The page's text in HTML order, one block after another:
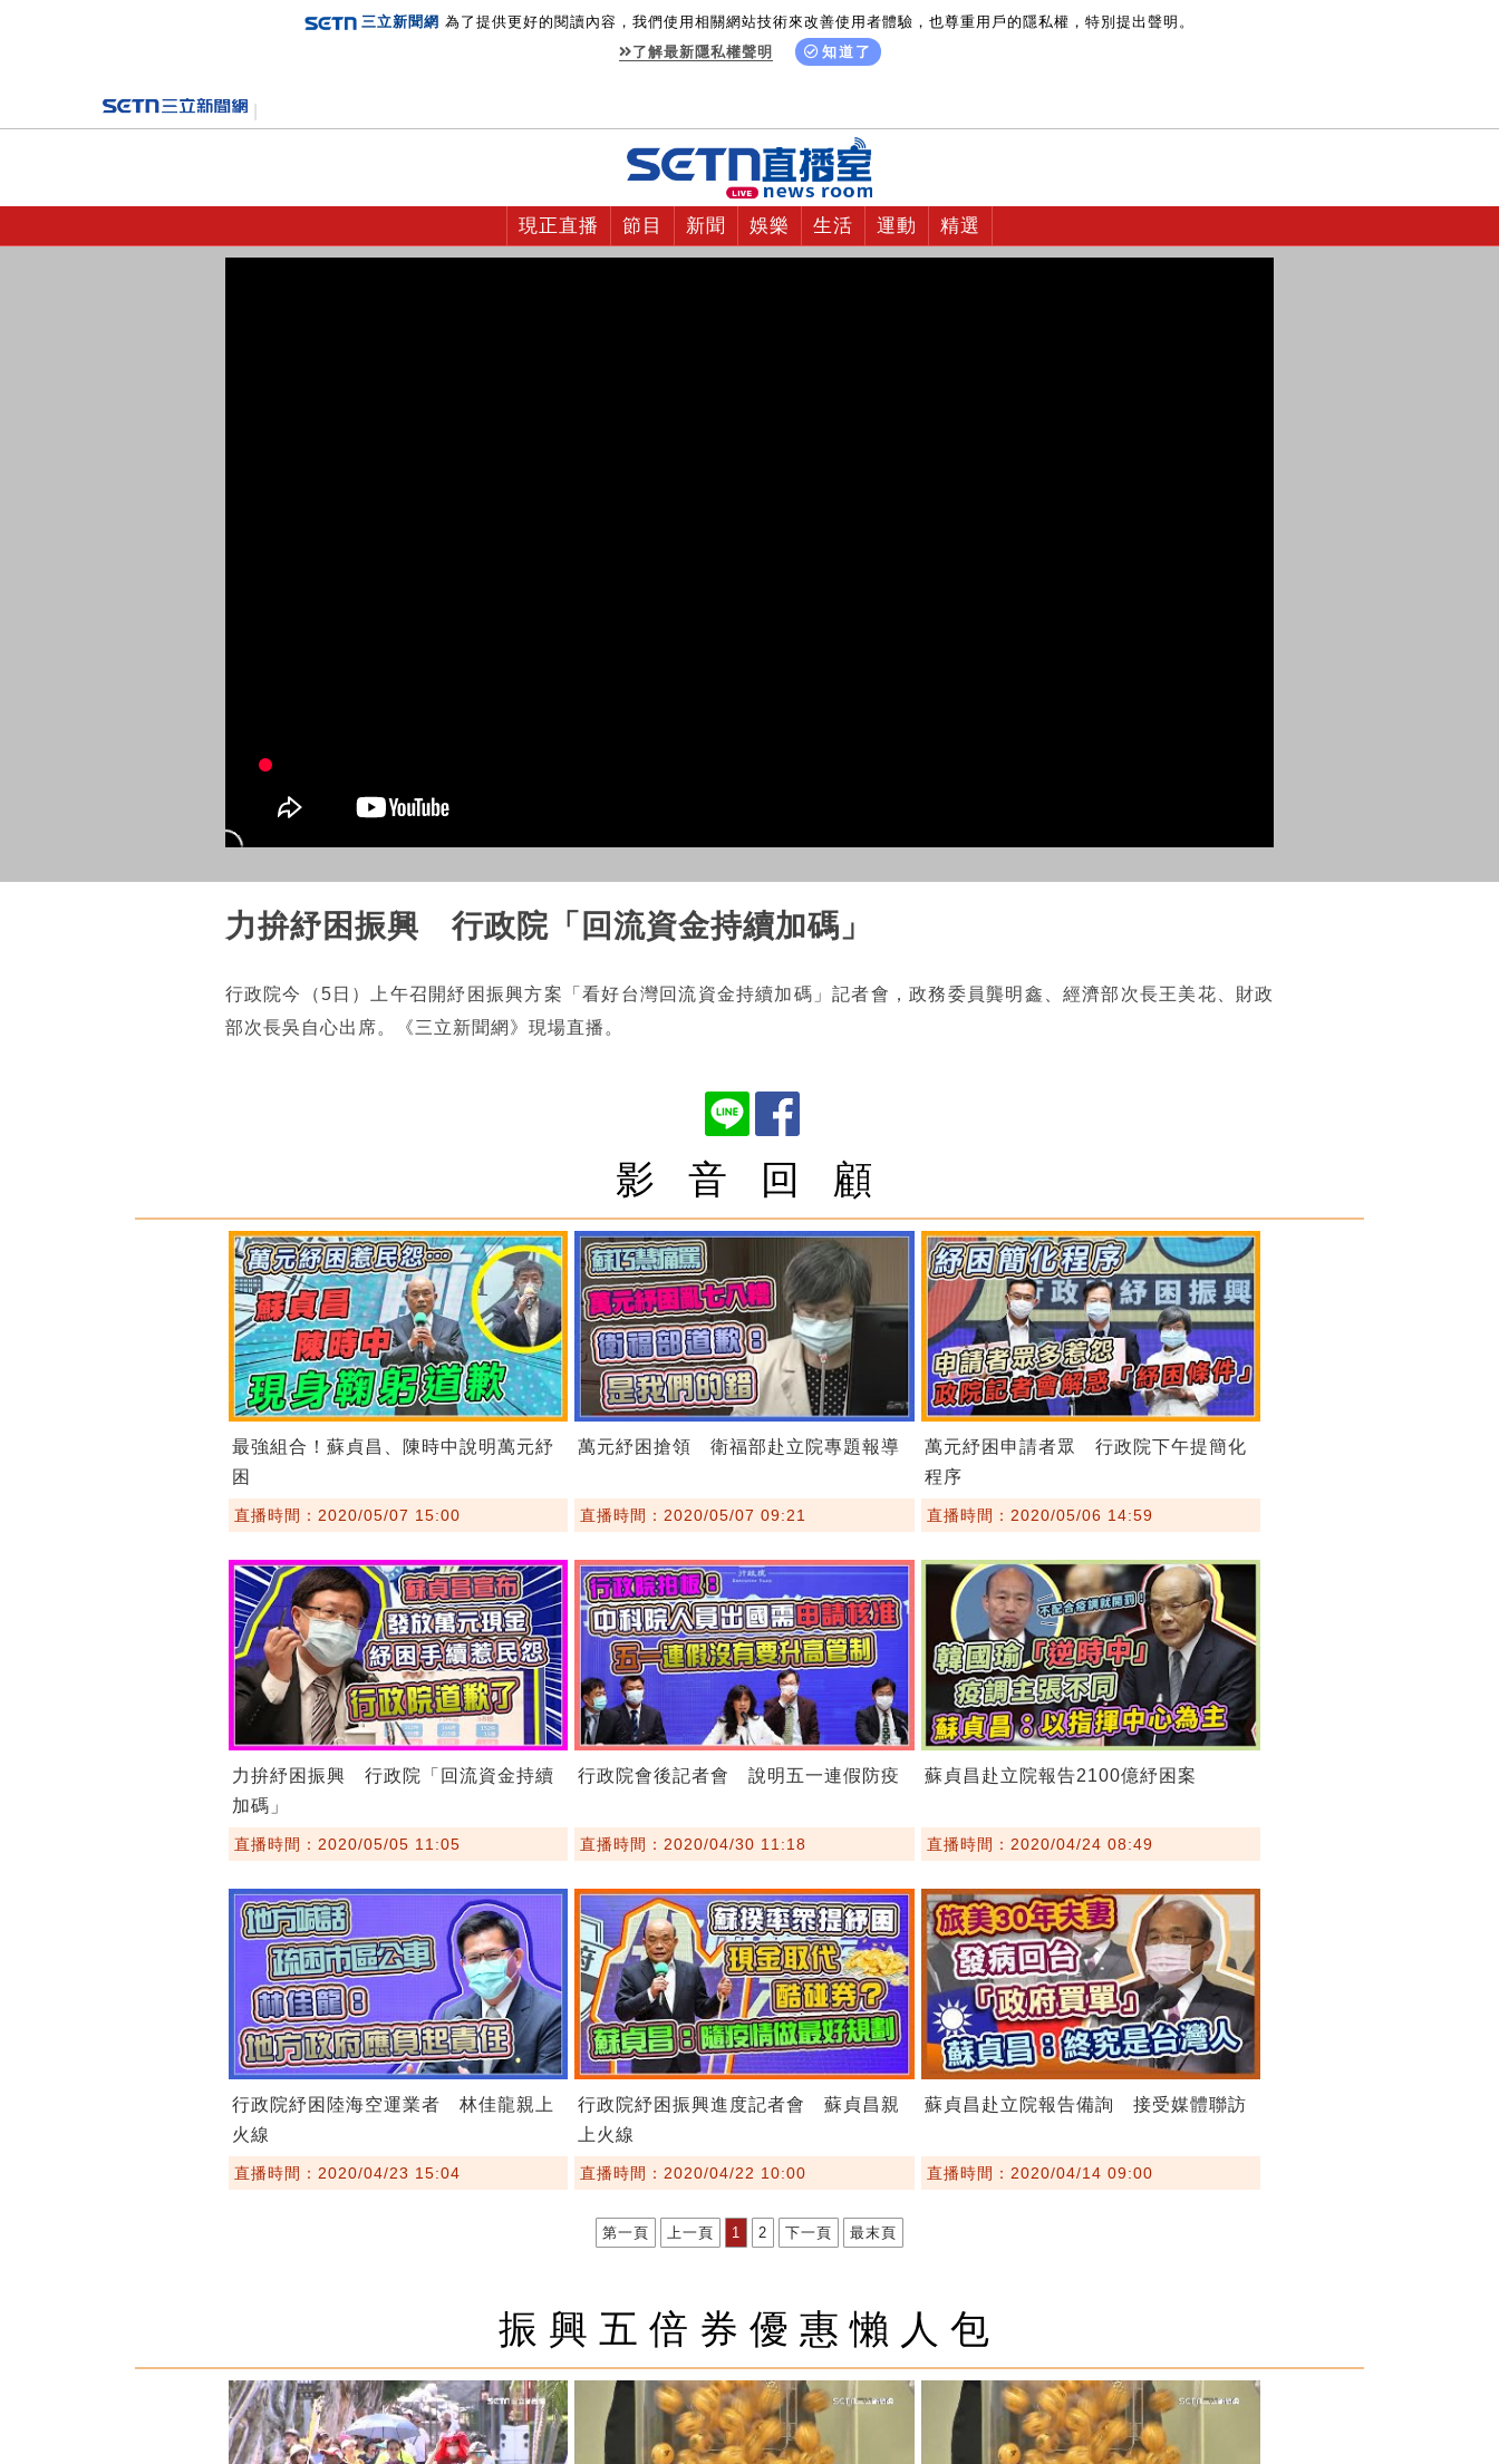
三立新聞網 為了提供更好的閱讀內容，我們使用相關網站技術來改善使用者體驗，也尊重用戶的隱私權，特別提出聲明。
了解最新隱私權聲明
知道了
現正直播 節目 新聞 娛樂 生活 運動 精選
力拚紓困振興 行政院「回流資金持續加碼」
行政院今（5日）上午召開紓困振興方案「看好台灣回流資金持續加碼」記者會，政務委員龔明鑫、經濟部次長王美花、財政
部次長吳自心出席。《三立新聞網》現場直播。
影 音 回 顧
最強組合！蘇貞昌、陳時中說明萬元紓
困
直播時間：2020/05/07 15:00
萬元紓困搶領 衛福部赴立院專題報導
直播時間：2020/05/07 09:21
萬元紓困申請者眾 行政院下午提簡化
程序
直播時間：2020/05/06 14:59
力拚紓困振興 行政院「回流資金持續
加碼」
直播時間：2020/05/05 11:05
行政院會後記者會 說明五一連假防疫
直播時間：2020/04/30 11:18
蘇貞昌赴立院報告2100億紓困案
直播時間：2020/04/24 08:49
行政院紓困陸海空運業者 林佳龍親上
火線
直播時間：2020/04/23 15:04
行政院紓困振興進度記者會 蘇貞昌親
上火線
直播時間：2020/04/22 10:00
蘇貞昌赴立院報告備詢 接受媒體聯訪
直播時間：2020/04/14 09:00
第一頁 上一頁 1 2 下一頁 最末頁
振興五倍券優惠懶人包